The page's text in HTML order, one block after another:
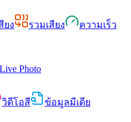
ยง รวมเสียง
ความเร็ว
Photo
วิดีโอสี ข้อมูลมีเดีย